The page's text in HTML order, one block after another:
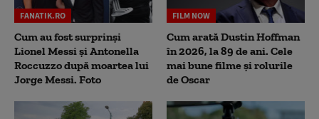
FANATIK.RO
Cum au fost surprinși
Lionel Messi și Antonella
Roccuzzo după moartea lui
Jorge Messi. Foto
FILM NOW
Cum arată Dustin Hoffman
în 2026, la 89 de ani. Cele
mai bune filme și rolurile
de Oscar